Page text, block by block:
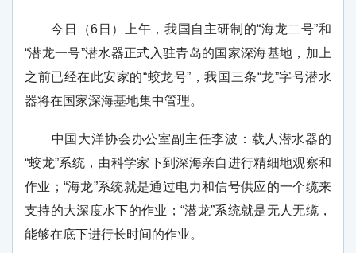
今日（6日）上午，我国自主研制的“海龙二号”和
“潜龙一号”潜水器正式入驻青岛的国家深海基地，加上
之前已经在此安家的“蛟龙号”，我国三条“龙”字号潜水
器将在国家深海基地集中管理。
中国大洋协会办公室副主任李波：载人潜水器的
“蛟龙”系统，由科学家下到深海亲自进行精细地观察和
作业；“海龙”系统就是通过电力和信号供应的一个缆来
支持的大深度水下的作业；“潜龙”系统就是无人无缆，
能够在底下进行长时间的作业。